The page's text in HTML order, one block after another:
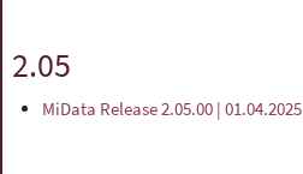
2.05
MiData Release 2.05.00 | 01.04.2025